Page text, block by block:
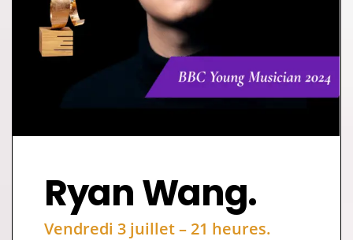
Ryan Wang.
Vendredi 3 juillet – 21 heures.